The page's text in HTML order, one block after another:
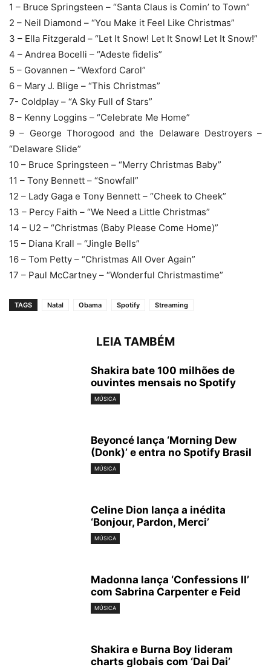
1 – Bruce Springsteen – “Santa Claus is Comin’ to Town”
2 – Neil Diamond – “You Make it Feel Like Christmas”
3 – Ella Fitzgerald – “Let It Snow! Let It Snow! Let It Snow!”
4 – Andrea Bocelli – “Adeste fidelis”
5 – Govannen – “Wexford Carol”
6 – Mary J. Blige – “This Christmas”
7- Coldplay – “A Sky Full of Stars”
8 – Kenny Loggins – “Celebrate Me Home”
9 – George Thorogood and the Delaware Destroyers –
“Delaware Slide”
10 – Bruce Springsteen – “Merry Christmas Baby”
11 – Tony Bennett – “Snowfall”
12 – Lady Gaga e Tony Bennett – “Cheek to Cheek”
13 – Percy Faith – “We Need a Little Christmas”
14 – U2 – “Christmas (Baby Please Come Home)”
15 – Diana Krall – “Jingle Bells”
16 – Tom Petty – “Christmas All Over Again”
17 – Paul McCartney – “Wonderful Christmastime”
TAGS Natal Obama Spotify Streaming
LEIA TAMBÉM
Shakira bate 100 milhões de
ouvintes mensais no Spotify
MÚSICA
Beyoncé lança ‘Morning Dew
(Donk)’ e entra no Spotify Brasil
MÚSICA
Celine Dion lança a inédita
‘Bonjour, Pardon, Merci’
MÚSICA
Madonna lança ‘Confessions II’
com Sabrina Carpenter e Feid
MÚSICA
Shakira e Burna Boy lideram
charts globais com ‘Dai Dai’